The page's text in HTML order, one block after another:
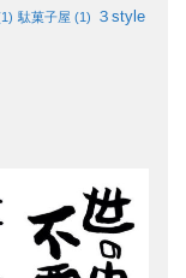
駄菓子屋 (1)
３style